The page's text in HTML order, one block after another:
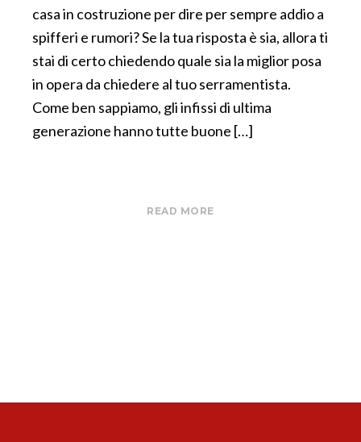
casa in costruzione per dire per sempre addio a
spifferi e rumori? Se la tua risposta è sia, allora ti
stai di certo chiedendo quale sia la miglior posa
in opera da chiedere al tuo serramentista.
Come ben sappiamo, gli infissi di ultima
generazione hanno tutte buone […]
READ MORE